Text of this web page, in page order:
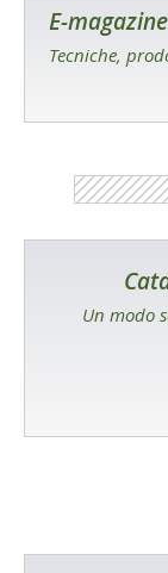
E-magazine
Tecniche,
Un modo